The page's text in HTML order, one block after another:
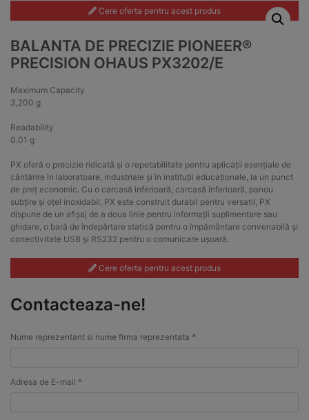
Cere oferta pentru acest produs
BALANTA DE PRECIZIE PIONEER®
PRECISION OHAUS PX3202/E
Maximum Capacity
3,200 g
Readability
0.01 g
PX oferă o precizie ridicată și o repetabilitate pentru aplicații esențiale de
cântărire în laboratoare, industriale și în instituții educaționale, la un punct
de preț economic. Cu o carcasă inferioară, carcasă inferioară, panou
subțire și oțel inoxidabil, PX este construit durabil pentru versatil, PX
dispune de un afișaj de a doua linie pentru informații suplimentare sau
ghidare, o bară de îndepărtare statică pentru o împământare convenabilă și
conectivitate USB și RS232 pentru o comunicare ușoară.
Cere oferta pentru acest produs
Contacteaza-ne!
Nume reprezentant si nume firma reprezentata *
Adresa de E-mail *